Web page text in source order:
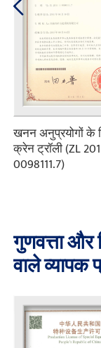
खनन अनुप्रयोगों के
क्रेन ट्रॉली (ZL
0098111.7)
गुणवत्ता और
वाले व्यापक